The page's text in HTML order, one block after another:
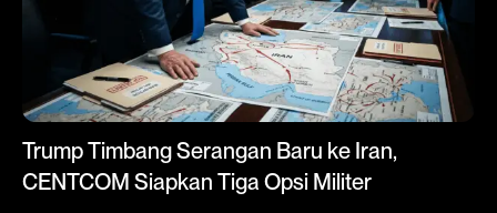
Trump Timbang Serangan Baru ke Iran,
CENTCOM Siapkan Tiga Opsi Militer